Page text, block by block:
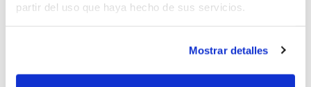
partir del uso que haya hecho de sus servicios.
Mostrar detalles
Pabellón Municipal de Benifaió, y en ella el técnico
espacios interiores, aplicará una progresión del juego